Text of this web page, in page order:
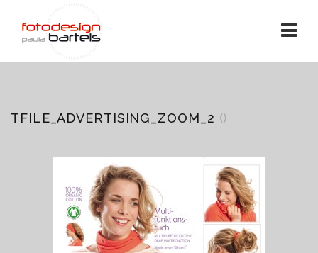
TFILE_ADVERTISING_ZOOM_2 ()